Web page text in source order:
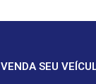
VENDA SEU